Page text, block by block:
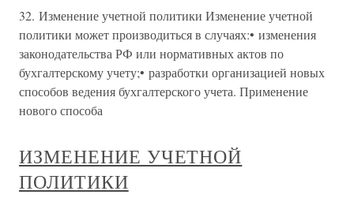
32. Изменение учетной политики Изменение учетной
политики может производиться в случаях:• изменения
законодательства РФ или нормативных актов по
бухгалтерскому учету;• разработки организацией новых
способов ведения бухгалтерского учета. Применение
нового способа
ИЗМЕНЕНИЕ УЧЕТНОЙ
ПОЛИТИКИ